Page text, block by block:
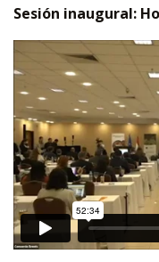
Sesión inaugural: